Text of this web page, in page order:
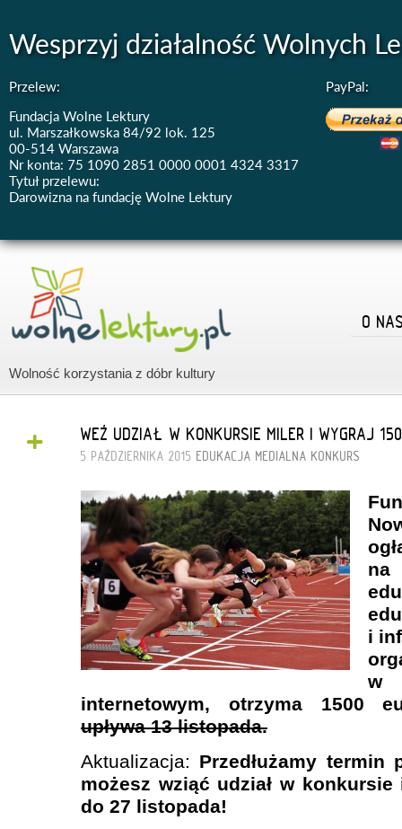
Wesprzyj działalność Wolnych
Przelew:
Fundacja Wolne Lektury
ul. Marszałkowska 84/92 lok. 125
00-514 Warszawa
Nr konta: 75 1090 2851 0000 0001 4324 3317
Tytuł przelewu:
Darowizna na fundację Wolne Lektury
PayPal:
Wolność korzystania z dóbr kultury
O
+ WEŹ UDZIAŁ W KONKURSIE MILER I WYGRAJ
5 PAŹDZIERNIKA 2015 EDUKACJA MEDIALNA KONKURS
na
i
w
internetowym, otrzyma 1500
upływa 13 listopada.
Aktualizacja: Przedłużamy termin
możesz wziąć udział w konkursie
do 27 listopada!